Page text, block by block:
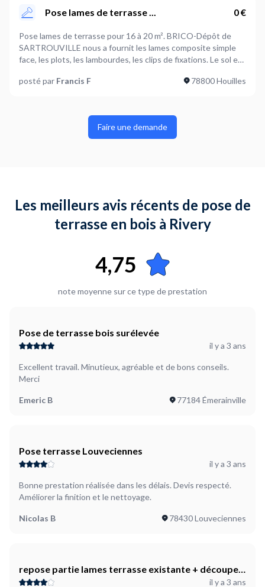
Pose lames de terrasse ... 0 €
Pose lames de terrasse pour 16 à 20 m². BRICO-Dépôt de
SARTROUVILLE nous a fournit les lames composite simple
face, les plots, les lambourdes, les clips de fixations. Le sol est
posté par Francis F 78800 Houilles
Faire une demande
Les meilleurs avis récents de pose de
terrasse en bois à Rivery
4,75
note moyenne sur ce type de prestation
Pose de terrasse bois surélevée
il y a 3 ans
Excellent travail. Minutieux, agréable et de bons conseils.
Merci
Emeric B 77184 Émerainville
Pose terrasse Louveciennes
il y a 3 ans
Bonne prestation réalisée dans les délais. Devis respecté.
Améliorer la finition et le nettoyage.
Nicolas B 78430 Louveciennes
repose partie lames terrasse existante + découpe
autour poteaux nouvelles pergola
il y a 3 ans